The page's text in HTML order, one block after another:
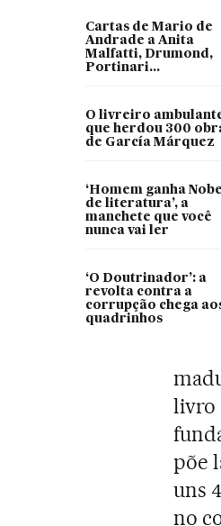
Cartas de Mario de
Andrade a Anita
Malfatti, Drumond,
Portinari...
O livreiro
que herdou 300
de García Márquez
‘Homem ganha
de literatura’, a
manchete que você
nunca vai ler
‘O Doutrinador’: a
revolta contra a
corrupção chega
quadrinhos
livro
põe
uns
no